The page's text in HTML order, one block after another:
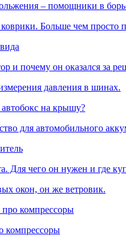
– помощники в
Больше чем просто
и почему он оказался за
давления в шинах.
на крышу?
для автомобильного
Для чего он нужен и где
окон, он же ветровик.
компрессоры
компрессоры